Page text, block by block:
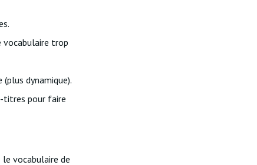
vocabulaire trop
dynamique).
titres pour faire
vocabulaire de